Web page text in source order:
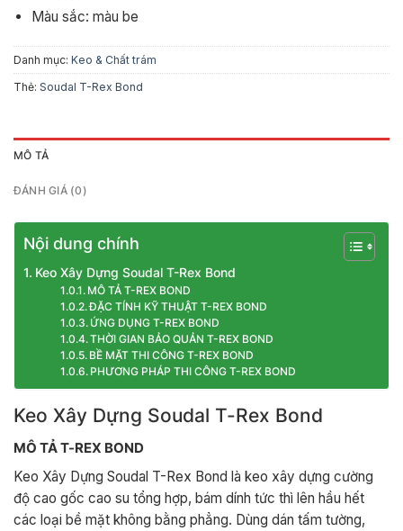
Màu sắc: màu be
Danh mục: Keo & Chất trám
Thẻ: Soudal T-Rex Bond
MÔ TẢ
ĐÁNH GIÁ (0)
Nội dung chính
Keo Xây Dựng Soudal T-Rex Bond
MÔ TẢ T-REX BOND
ĐẶC TÍNH KỸ THUẬT T-REX BOND
ỨNG DỤNG T-REX BOND
THỜI GIAN BẢO QUẢN T-REX BOND
BỀ MẶT THI CÔNG T-REX BOND
PHƯƠNG PHÁP THI CÔNG T-REX BOND
Keo Xây Dựng Soudal T-Rex Bond
MÔ TẢ T-REX BOND
Keo Xây Dựng Soudal T-Rex Bond là keo xây dựng cường
độ cao gốc cao su tổng hợp, bám dính tức thì lên hầu hết
các loại bề mặt không bằng phẳng. Dùng dán tấm tường,